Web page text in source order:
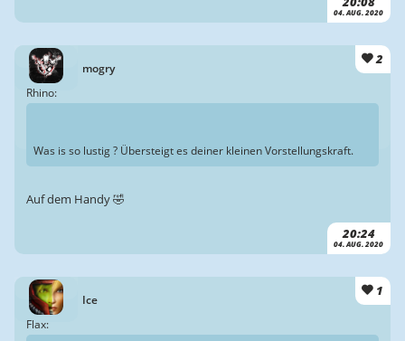
04. AUG. 2020
mogry
2
20:24
04. AUG. 2020
Rhino:
Was is so lustig ? Übersteigt es deiner kleinen Vorstellungskraft.
Auf dem Handy 🤣
Ice
1
Flax: